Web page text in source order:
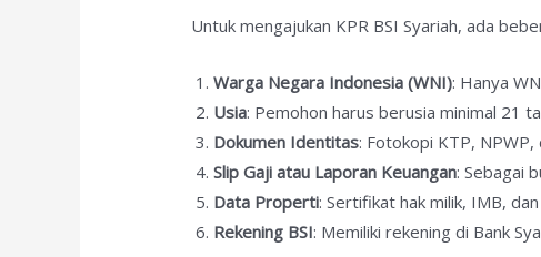
Untuk mengajukan KPR BSI Syariah, ada
Warga Negara Indonesia (WNI): Hanya
Usia: Pemohon harus berusia minimal 21
Dokumen Identitas: Fotokopi KTP,
Slip Gaji atau Laporan Keuangan: Sebagai
Data Properti: Sertifikat hak milik, IMB,
Rekening BSI: Memiliki rekening di Bank